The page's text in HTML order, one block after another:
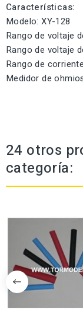
Características:
Modelo: XY-128
Rango de voltaje
Rango de voltaje
Rango de
Medidor de
24 otros
categoría: